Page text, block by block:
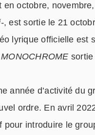
octobre,
, est sortie le 21
lyrique officielle est
MONOCHROME
année d’activité du
ordre. En avril
introduire le